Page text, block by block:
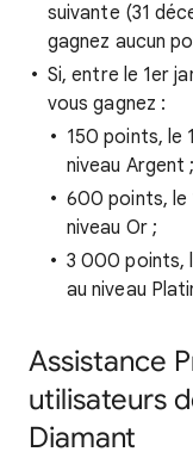
suivante (31
gagnez aucun
Si, entre le 1er
vous gagnez :
150 points, le
niveau Argent ;
600 points, le
niveau Or ;
3 000 points,
au niveau
Assistance
utilisateurs
Diamant